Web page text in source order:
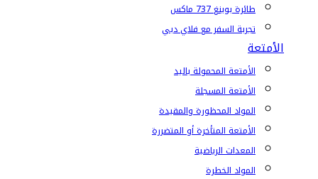
طائرة بوينغ 737 ماكس
تجربة السفر مع فلاي دبي
الأمتعة
الأمتعة المحمولة باليد
الأمتعة المسجلة
المواد المحظورة والمقيدة
الأمتعة المتأخرة أو المتضررة
المعدات الرياضية
المواد الخطرة